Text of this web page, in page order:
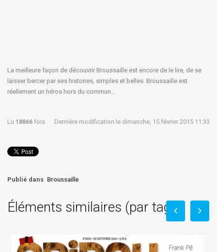
La meilleure façon de découvrir Broussaille est encore de le lire, de se
laisser bercer par ses histoires, simples et belles. Broussaille est
réellement un héros hors du commun...
Lu 18866 fois Dernière modification le dimanche, 15 février 2015 11:33
Publié dans Broussaille
Éléments similaires (par tag)